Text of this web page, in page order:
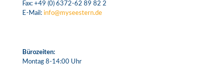
Fax: +49 (0) 6372-62 89 82 2
E-Mail: info@myseestern.de
Bürozeiten:
Montag 8-14:00 Uhr